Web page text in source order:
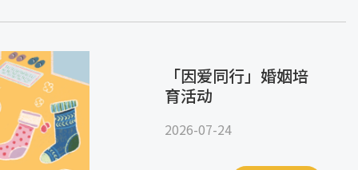
「因爱同行」婚姻培
育活动
2026-07-24